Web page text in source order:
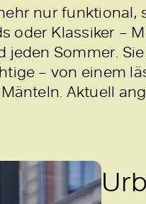
nur funktional,
oder Klassiker –
jeden Sommer.
– von einem
Aktuell